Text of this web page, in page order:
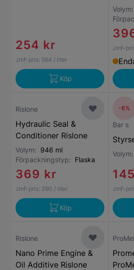
254 kr
Jmf-pris: 564 / liter
Köp
Volym:
Jmf-
Rislone
Hydraulic Seal &
Conditioner Rislone
Volym: 946 ml
Förpackningstyp: Flaska
369 kr
Jmf-pris: 390 / liter
Köp
Bar s
Volym:
Jmf-
-6%
Rislone
Nano Prime Engine &
Oil Additive Rislone